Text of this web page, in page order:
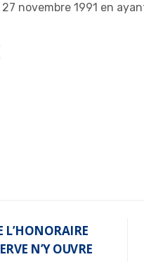
novembre 1991 en
L’HONORAIRE
N’Y OUVRE